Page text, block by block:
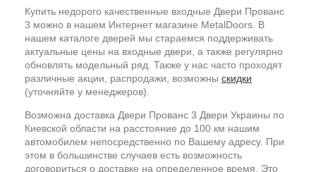
Купить недорого качественные входные Двери Прованс
3 можно в нашем Интернет магазине MetalDoors. В
нашем каталоге дверей мы стараемся поддерживать
актуальные цены на входные двери, а также регулярно
обновлять модельный ряд. Также у нас часто проходят
различные акции, распродажи, возможны скидки
(уточняйте у менеджеров).
Возможна доставка Двери Прованс 3 Двери Украины по
Киевской области на расстояние до 100 км нашим
автомобилем непосредственно по Вашему адресу. При
этом в большинстве случаев есть возможность
договориться о доставке на определенное время. Это